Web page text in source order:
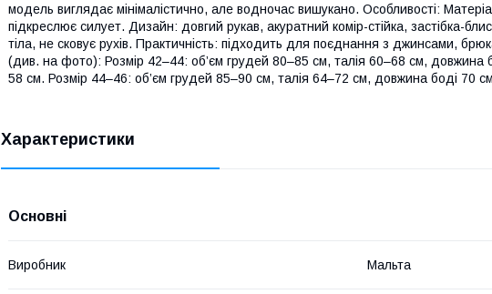
модель виглядає мінімалістично, але водночас вишукано. Особливості:
підкреслює силует. Дизайн: довгий рукав, акуратний комір-стійка, застібка-
тіла, не сковує рухів. Практичність: підходить для поєднання з джинсами,
(див. на фото): Розмір 42–44: об’єм грудей 80–85 см, талія 60–68 см, довжина
58 см. Розмір 44–46: об’єм грудей 85–90 см, талія 64–72 см, довжина боді 70
Характеристики
Основні
Виробник Мальта